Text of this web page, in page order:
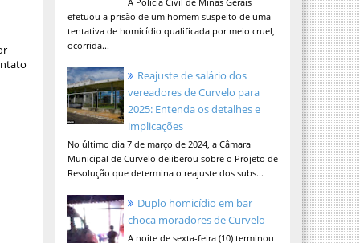
efetuou a prisão de um homem suspeito de uma
tentativa de homicídio qualificada por meio cruel,
ocorrida...
Reajuste de salário dos
vereadores de Curvelo para
2025: Entenda os detalhes e
implicações
No último dia 7 de março de 2024, a Câmara
Municipal de Curvelo deliberou sobre o Projeto de
Resolução que determina o reajuste dos subs...
Duplo homicídio em bar
choca moradores de Curvelo
A noite de sexta-feira (10) terminou